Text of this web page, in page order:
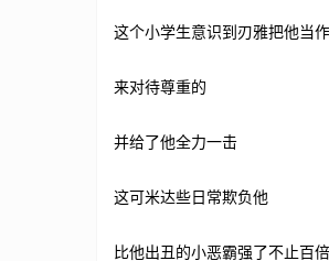
这个小学生意识到刃雅把他当
来对待尊重的
并给了他全力一击
这可米达些日常欺负他
比他出丑的小恶霸强了不止百倍